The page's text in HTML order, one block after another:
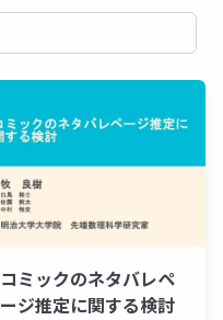
コミックのネタバレペ
ージ推定に関する検討